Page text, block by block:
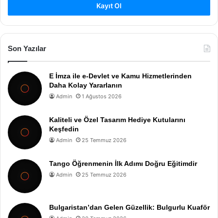
Kayıt Ol
Son Yazılar
E İmza ile e-Devlet ve Kamu Hizmetlerinden
Daha Kolay Yararlanın
Admin 1 Ağustos 2026
Kaliteli ve Özel Tasarım Hediye Kutularını
Keşfedin
Admin 25 Temmuz 2026
Tango Öğrenmenin İlk Adımı Doğru Eğitimdir
Admin 25 Temmuz 2026
Bulgaristan’dan Gelen Güzellik: Bulgurlu Kuaför